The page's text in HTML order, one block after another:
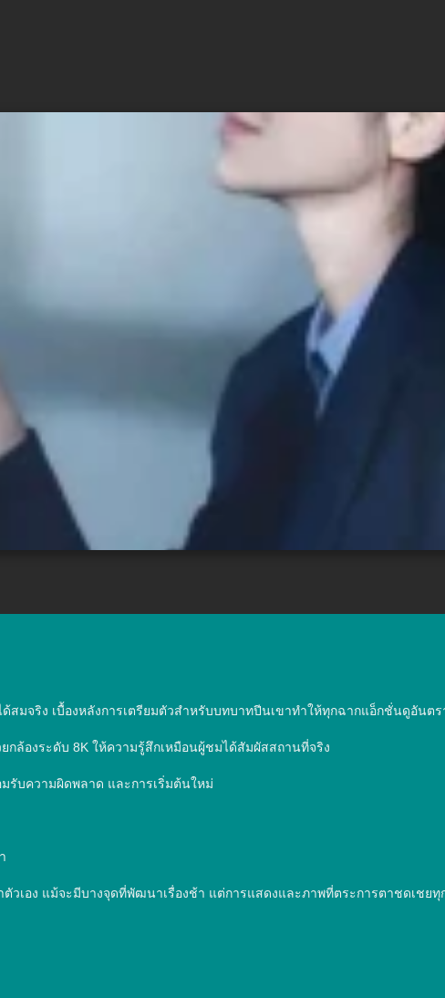
สมจริง เบื้องหลังการเตรียมตัวสำหรับบทบาทปีนเขาทำให้ทุกฉากแอ็กชั่นดูอันต
กล้องระดับ 8K ให้ความรู้สึกเหมือนผู้ชมได้สัมผัสสถานที่จริง
รับความผิดพลาด และการเริ่มต้นใหม่
เอง แม้จะมีบางจุดที่พัฒนาเรื่องช้า แต่การแสดงและภาพที่ตระการตาชดเชยทุ